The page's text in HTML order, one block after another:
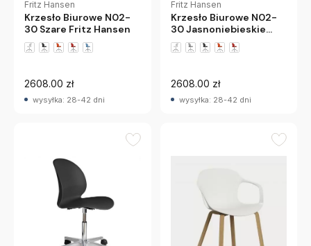
Fritz Hansen
Krzesło Biurowe N02-
30 Szare Fritz Hansen
2608.00 zł
wysyłka: 28-42 dni
Fritz Hansen
Krzesło Biurowe N02-
30 Jasnoniebieskie
Fritz Hansen
2608.00 zł
wysyłka: 28-42 dni